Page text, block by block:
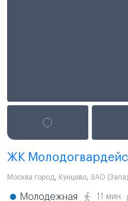
ЖК
Москва город, Кунцево, ЗАО
Молодежная 11 мин.